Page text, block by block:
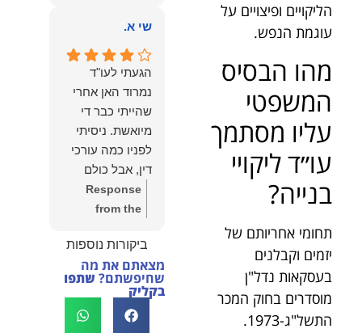
הליקויים ופיצויים על
עוגמת הנפש.
מהו הבסיס
המשפטי
עליו מסתמך
עו״ד ליקויי
בנייה?
תחומי אחריותם של
יזמים וקבלנים
בעסקאות נדל"ן
מוסדרים בחוק המכר
התשל"ג-1973.
משרד עורכי דין
ונוטריון
יהודה, תודה
שמחנו מאוד
לשמוע שהייעוץ
עזר לך ושהיית
מרוצה.
מבחינתנו הוגנות
ומקצועיות הן
מעל הכל. נשמח
תמיד לעמוד
לרשותך בהמשך
שי א.
הגעתי לעו"ד
נמרוד האן אחרי
שהייתי כבר די
מיואשת. ניסיתי
לפניו כמה עורכי
דין, אבל כולם
נרתעו כי היה
מדובר בנושא
וסירבו לקחת
אותו.לאחר
שסיפרתי בקצרה
המקרה, הוא
Response
from the
רבה על המילים
החמות ועל
האמון. שמחנו
לעמוד לצידך,
במיוחד בתיק לא
ביקורות נוספות
מצאתם את מה
שחיפשתם? שתפו
בקליק